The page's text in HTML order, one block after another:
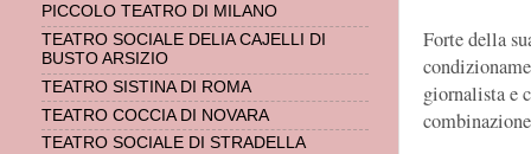
Forte della
giornalista e
PICCOLO TEATRO DI MILANO
TEATRO SOCIALE DELIA CAJELLI DI
BUSTO ARSIZIO
TEATRO SISTINA DI ROMA
TEATRO COCCIA DI NOVARA
TEATRO SOCIALE DI STRADELLA